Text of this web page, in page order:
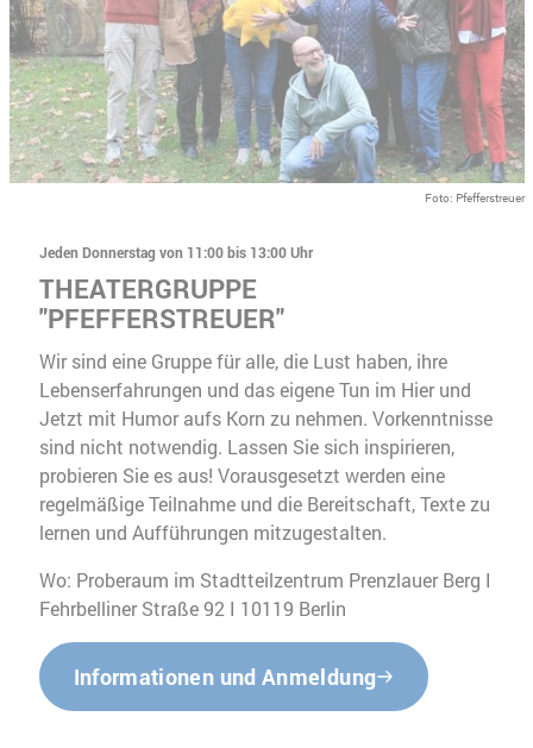
Foto: Pfefferstreuer
Jeden Donnerstag von 11:00 bis 13:00 Uhr
THEATERGRUPPE
"PFEFFERSTREUER"
Wir sind eine Gruppe für alle, die Lust haben, ihre
Lebenserfahrungen und das eigene Tun im Hier und
Jetzt mit Humor aufs Korn zu nehmen. Vorkenntnisse
sind nicht notwendig. Lassen Sie sich inspirieren,
probieren Sie es aus! Vorausgesetzt werden eine
regelmäßige Teilnahme und die Bereitschaft, Texte zu
lernen und Aufführungen mitzugestalten.
Wo: Proberaum im Stadtteilzentrum Prenzlauer Berg I
Fehrbelliner Straße 92 I 10119 Berlin
Informationen und Anmeldung